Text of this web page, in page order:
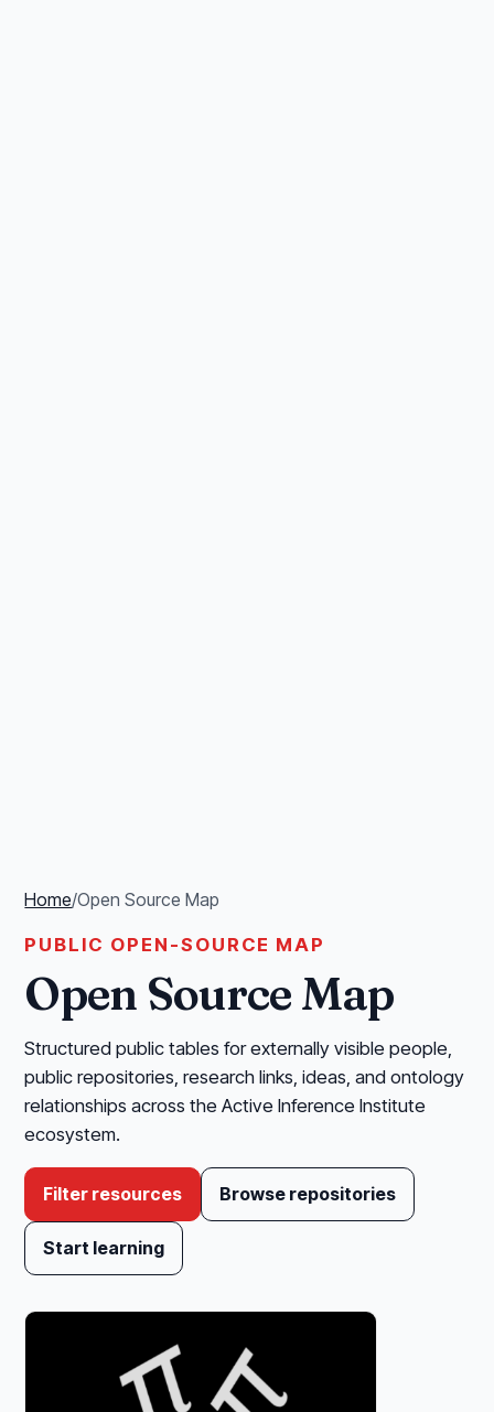
Home/Open Source Map
PUBLIC OPEN-SOURCE MAP
Open Source Map
Structured public tables for externally visible people,
public repositories, research links, ideas, and ontology
relationships across the Active Inference Institute
ecosystem.
Filter resources Browse repositories
Start learning